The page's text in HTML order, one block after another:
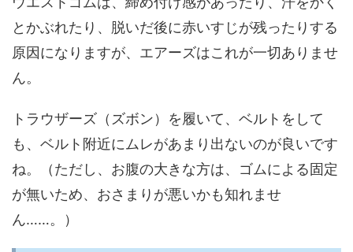
とかぶれたり、脱いだ後に赤いすじが残ったりする
原因になりますが、エアーズはこれが一切ありませ
ん。
トラウザーズ（ズボン）を履いて、ベルトをして
も、ベルト附近にムレがあまり出ないのが良いです
ね。（ただし、お腹の大きな方は、ゴムによる固定
が無いため、おさまりが悪いかも知れませ
ん……。）